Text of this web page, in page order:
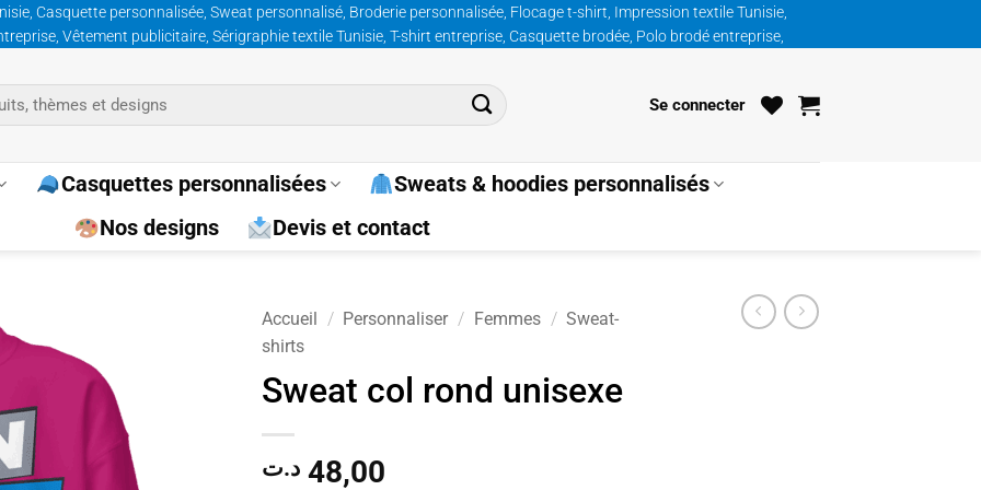
Casquette personnalisée, Sweat personnalisé, Broderie personnalisée, Flocage t-shirt, Impression textile Tunisie,
Vêtement publicitaire, Sérigraphie textile Tunisie, T-shirt entreprise, Casquette brodée, Polo brodé entreprise,
Se connecter
Casquettes personnalisées
Sweats & hoodies personnalisés
Nos designs
Devis et contact
Accueil / Personnaliser / Femmes / Sweat-
shirts
Sweat col rond unisexe
48,00 د.ت